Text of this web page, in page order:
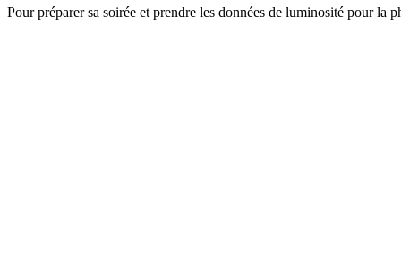
Pour préparer sa soirée et prendre les données de luminosité pour la